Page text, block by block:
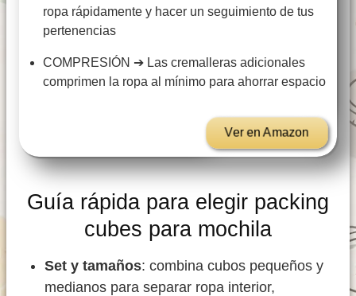
ropa rápidamente y hacer un seguimiento de tus
pertenencias
COMPRESIÓN ➔ Las cremalleras adicionales
comprimen la ropa al mínimo para ahorrar espacio
Ver en Amazon
Guía rápida para elegir packing
cubes para mochila
Set y tamaños: combina cubos pequeños y
medianos para separar ropa interior,